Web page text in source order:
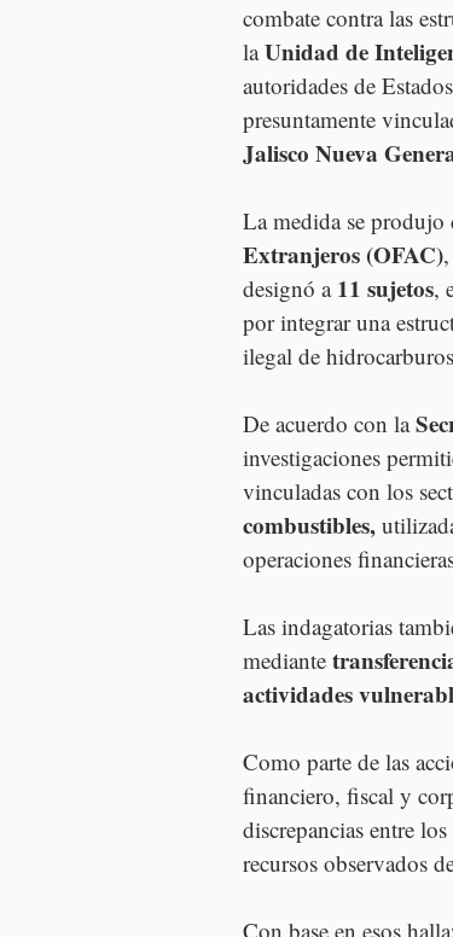
combate contra las
la Unidad de
autoridades de
presuntamente
Jalisco Nueva
La medida se produjo
Extranjeros (OFAC)
designó a 11 sujetos,
por integrar una
ilegal de
De acuerdo con la
investigaciones
vinculadas con los
combustibles,
operaciones
Las indagatorias
mediante
actividades
Como parte de las
financiero, fiscal y
discrepancias entre
recursos observados
Con base en esos